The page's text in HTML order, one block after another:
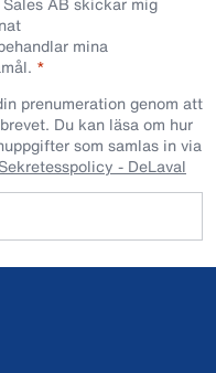
mina
prenumeration genom att
Du kan läsa om hur
som samlas in via
Sekretesspolicy - DeLaval